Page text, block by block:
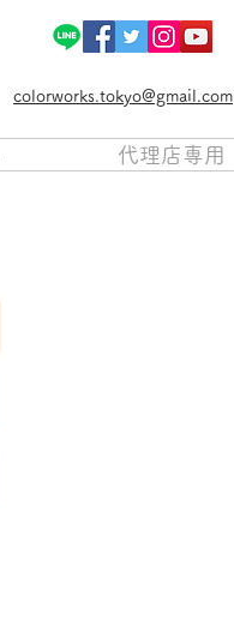
colorworks.tokyo@gmail.com
代理店専用